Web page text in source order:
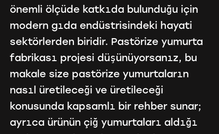
önemli ölçüde katkıda bulunduğu için
modern gıda endüstrisindeki hayati
sektörlerden biridir. Pastörize yumurta
fabrikası projesi düşünüyorsanız, bu
makale size pastörize yumurtaların
nasıl üretileceği ve üretileceği
konusunda kapsamlı bir rehber sunar;
ayrıca ürünün çiğ yumurtaları aldığı